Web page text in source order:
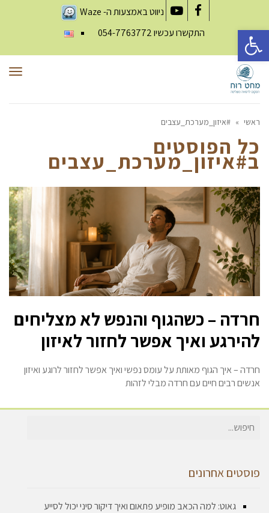
Facebook
YouTube
ניווט באמצעות ה-Waze
התקשרו עכשיו054-7763772
ראשי » #איזון_מערכת_עצבים
כל הפוסטים
ב#איזון_מערכת_עצבים
חרדה – כשהגוף והנפש לא מצליחים
להירגע ואיך אפשר לחזור לאיזון
חרדה – איך הגוף מאותת על עומס נפשי ואיך אפשר לחזור לרוגע ואיזון
אנשים רבים חיים עם חרדה מבלי לזהות
חיפוש
פוסטים אחרונים
גאוט: למה הכאב מופיע פתאום ואיך דיקור סיני יכול לסייע
פתח סרגל נגישות